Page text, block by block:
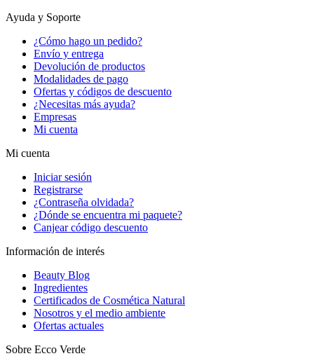
Ayuda y Soporte
¿Cómo hago un pedido?
Envío y entrega
Devolución de productos
Modalidades de pago
Ofertas y códigos de descuento
¿Necesitas más ayuda?
Empresas
Mi cuenta
Mi cuenta
Iniciar sesión
Registrarse
¿Contraseña olvidada?
¿Dónde se encuentra mi paquete?
Canjear código descuento
Información de interés
Beauty Blog
Ingredientes
Certificados de Cosmética Natural
Nosotros y el medio ambiente
Ofertas actuales
Sobre Ecco Verde